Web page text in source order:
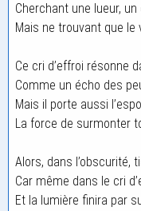
Cherchant une lueur,
Mais ne trouvant que le
Ce cri d’effroi résonne
Comme un écho des
Mais il porte aussi
La force de surmonter
Alors, dans l’obscurité,
Car même dans le cri
Et la lumière finira par